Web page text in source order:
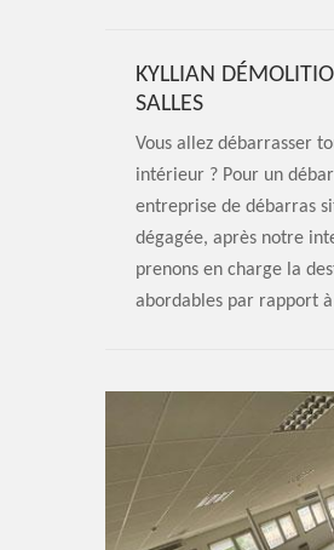
KYLLIAN
SALLES
Vous allez débarrasser
intérieur ? Pour un
entreprise de débarras
dégagée, après notre
prenons en charge la
abordables par rapport